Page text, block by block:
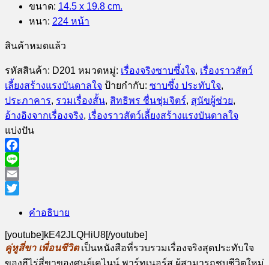
ขนาด: 14.5 x 19.8 cm.
หนา: 224 หน้า
สินค้าหมดแล้ว
รหัสสินค้า: D201 หมวดหมู่: เรื่องจริงซาบซึ้งใจ, เรื่องราวสัตว์
เลี้ยงสร้างแรงบันดาลใจ ป้ายกำกับ: ซาบซึ้ง ประทับใจ,
ประภาคาร, รวมเรื่องสั้น, สิทธิพร ชื่นชุ่มจิตร์, สุนัขผู้ช่วย,
อ้างอิงจากเรื่องจริง, เรื่องราวสัตว์เลี้ยงสร้างแรงบันดาลใจ
แบ่งปัน
Facebook
Line
Email
คำอธิบาย
[youtube]kE42JLQHiU8[/youtube]
คู่หูสี่ขา เพื่อนชีวิตเป็นหนังสือที่รวบรวมเรื่องจริงสุดประทับใจ
ของฮีไร่สี่ขาของศูนย์เคไนน์ พาร์ทเนอร์ส ผู้สามารถชุบชีวิตใหม่